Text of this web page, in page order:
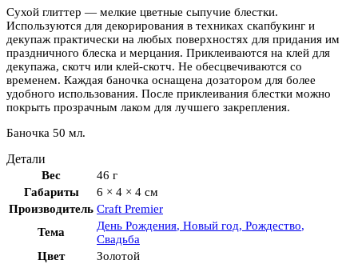
Сухой глиттер — мелкие цветные сыпучие блестки.
Используются для декорирования в техниках скапбукинг и
декупаж практически на любых поверхностях для придания им
праздничного блеска и мерцания. Приклеиваются на клей для
декупажа, скотч или клей-скотч. Не обесцвечиваются со
временем. Каждая баночка оснащена дозатором для более
удобного использования. После приклеивания блестки можно
покрыть прозрачным лаком для лучшего закрепления.
Баночка 50 мл.
Детали
Вес
46 г
Габариты
6 × 4 × 4 см
Производитель Craft Premier
Тема
День Рождения, Новый год, Рождество,
Свадьба
Цвет
Золотой